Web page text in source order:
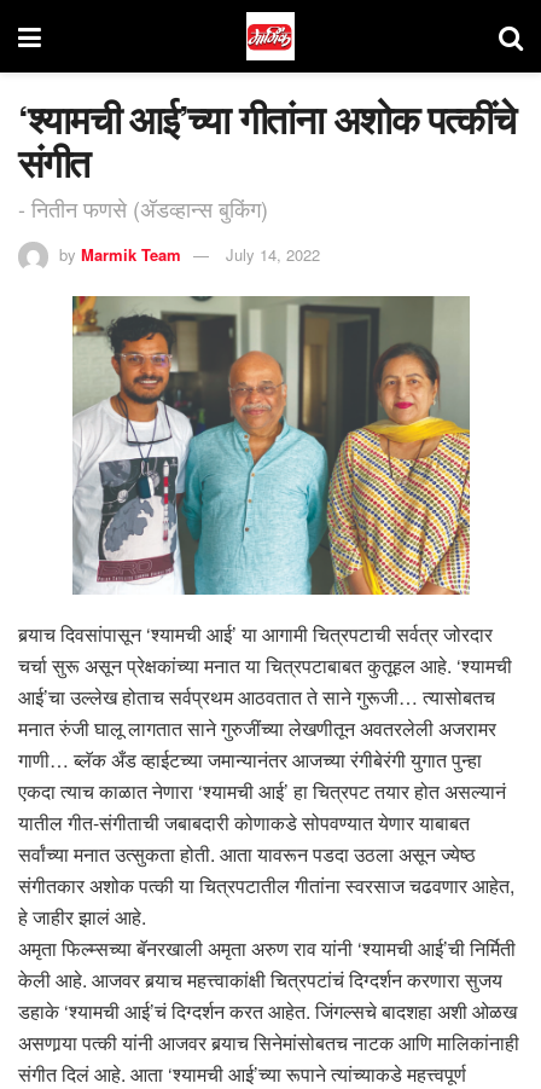
‘श्यामची आई’च्या गीतांना अशोक पत्कींचे
संगीत
- नितीन फणसे (अ‍ॅडव्हान्स बुकिंग)
by Marmik Team July 14, 2022
बर्‍याच दिवसांपासून ‘श्यामची आई’ या आगामी चित्रपटाची सर्वत्र जोरदार
चर्चा सुरू असून प्रेक्षकांच्या मनात या चित्रपटाबाबत कुतूहल आहे. ‘श्यामची
आई’चा उल्लेख होताच सर्वप्रथम आठवतात ते साने गुरूजी… त्यासोबतच
मनात रुंजी घालू लागतात साने गुरुजींच्या लेखणीतून अवतरलेली अजरामर
गाणी… ब्लॅक अँड व्हाईटच्या जमान्यानंतर आजच्या रंगीबेरंगी युगात पुन्हा
एकदा त्याच काळात नेणारा ‘श्यामची आई’ हा चित्रपट तयार होत असल्यानं
यातील गीत-संगीताची जबाबदारी कोणाकडे सोपवण्यात येणार याबाबत
सर्वांच्या मनात उत्सुकता होती. आता यावरून पडदा उठला असून ज्येष्ठ
संगीतकार अशोक पत्की या चित्रपटातील गीतांना स्वरसाज चढवणार आहेत,
हे जाहीर झालं आहे.
अमृता फिल्म्सच्या बॅनरखाली अमृता अरुण राव यांनी ‘श्यामची आई’ची निर्मिती
केली आहे. आजवर बर्‍याच महत्त्वाकांक्षी चित्रपटांचं दिग्दर्शन करणारा सुजय
डहाके ‘श्यामची आई’चं दिग्दर्शन करत आहेत. जिंगल्सचे बादशहा अशी ओळख
असणार्‍या पत्की यांनी आजवर बर्‍याच सिनेमांसोबतच नाटक आणि मालिकांनाही
संगीत दिलं आहे. आता ‘श्यामची आई’च्या रूपाने त्यांच्याकडे महत्त्वपूर्ण